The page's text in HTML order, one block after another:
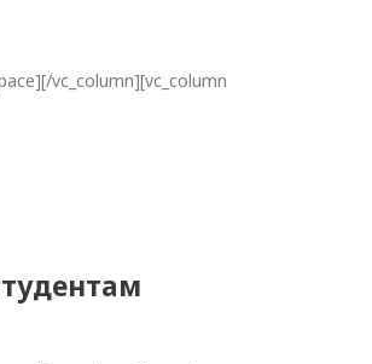
vc_column][vc_column